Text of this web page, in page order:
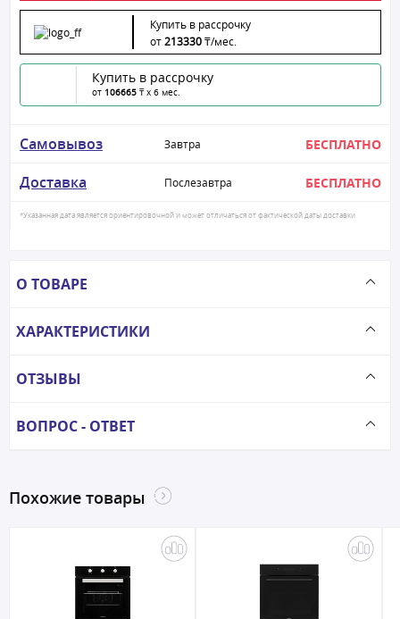
Купить в рассрочку
от213330₸/мес.
Купить в рассрочку
от 106665 ₸ x 6 мес.
Самовывоз Завтра БЕСПЛАТНО
Доставка Послезавтра БЕСПЛАТНО
*Указанная дата является ориентировочной и может отличаться от фактической даты доставки
О ТОВАРЕ
ХАРАКТЕРИСТИКИ
ОТЗЫВЫ
ВОПРОС - ОТВЕТ
Похожие товары